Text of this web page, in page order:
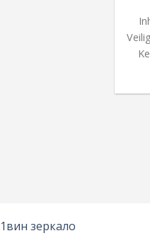
1вин зеркало